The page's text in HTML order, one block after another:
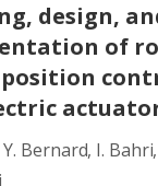
design,
of
Y. Bernard, I. Bahri,